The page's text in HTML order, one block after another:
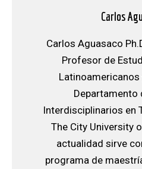
Carlos
Carlos Aguasaco Ph.D. (Bogotá, 1975).
Profesor de
Latinoamericanos
Departamento
Interdisciplinarios en
The City University
actualidad sirve
programa de